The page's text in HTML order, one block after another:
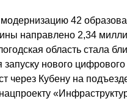
42
направлено 2,34
область стала
запуску нового
через Кубену на